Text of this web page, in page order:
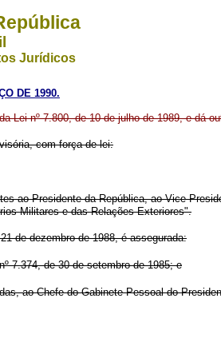
Jurídicos
DE 1990.
Lei nº 7.800, de 10 de julho de 1989, e dá
com força de lei:
ao Presidente da República, ao Vice-
Militares e das Relações Exteriores".
de dezembro de 1988, é assegurada:
7.374, de 30 de setembro de 1985; e
ao Chefe do Gabinete Pessoal do